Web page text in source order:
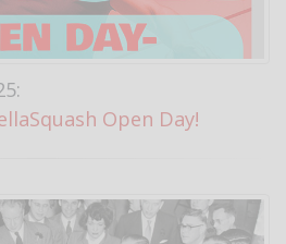
Open Day!